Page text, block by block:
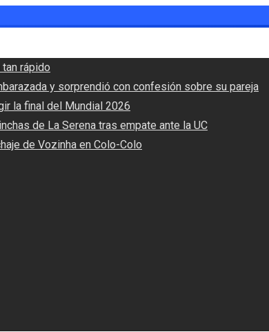
rápido
y sorprendió con confesión sobre su pareja
la final del Mundial 2026
de La Serena tras empate ante la UC
de Vozinha en Colo-Colo